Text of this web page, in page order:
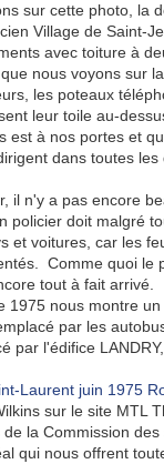
sur cette photo, la
Village de Saint-
avec toiture à
nous voyons sur
les poteaux
leur toile au-
est à nos portes et
dans toutes les
il n'y a pas encore
policier doit malgré
et voitures, car les
Comme quoi le
tout à fait arrivé.
1975 nous montre
par les
par l'édifice
sur le site MTL
la Commission
qui nous offrent